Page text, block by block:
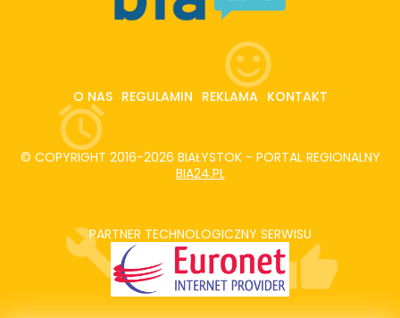
O NAS REGULAMIN REKLAMA KONTAKT
© COPYRIGHT 2016-2026 BIAŁYSTOK - PORTAL REGIONALNY
BIA24.PL
PARTNER TECHNOLOGICZNY SERWISU